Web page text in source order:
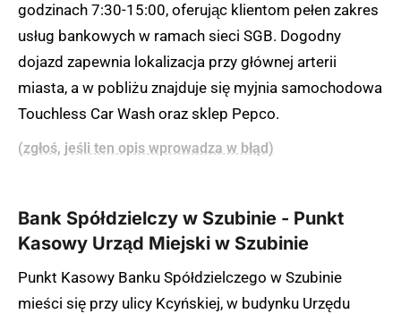
godzinach 7:30-15:00, oferując klientom pełen zakres
usług bankowych w ramach sieci SGB. Dogodny
dojazd zapewnia lokalizacja przy głównej arterii
miasta, a w pobliżu znajduje się myjnia samochodowa
Touchless Car Wash oraz sklep Pepco.
(zgłoś, jeśli ten opis wprowadza w błąd)
Bank Spółdzielczy w Szubinie - Punkt
Kasowy Urząd Miejski w Szubinie
Punkt Kasowy Banku Spółdzielczego w Szubinie
mieści się przy ulicy Kcyńskiej, w budynku Urzędu